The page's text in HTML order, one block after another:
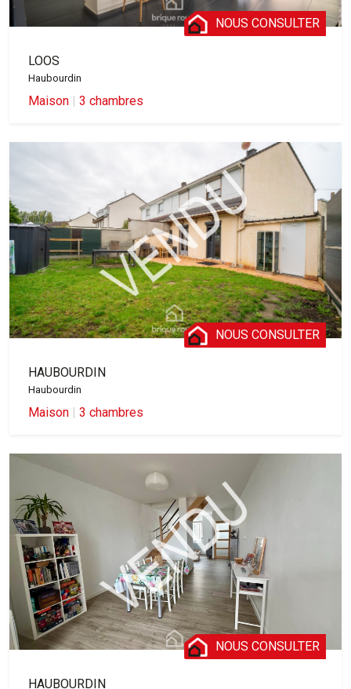
NOUS CONSULTER
LOOS
Haubourdin
Maison | 3 chambres
NOUS CONSULTER
HAUBOURDIN
Haubourdin
Maison | 3 chambres
NOUS CONSULTER
HAUBOURDIN